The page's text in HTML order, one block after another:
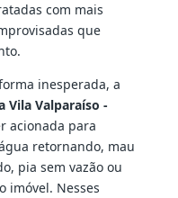
com mais
que
inesperada, a
Vila Valparaíso -
acionada para
retornando, mau
pia sem vazão ou
imóvel. Nesses